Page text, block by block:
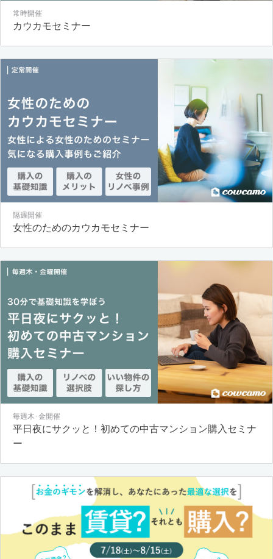
常時開催
カウカモセミナー
隔週開催
女性のためのカウカモセミナー
毎週木･金開催
平日夜にサクッと！初めての中古マンション購入セミナ
ー